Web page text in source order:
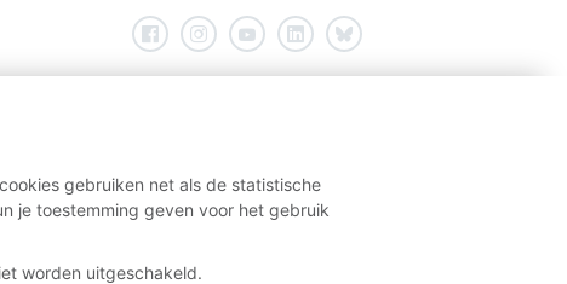
gebruiken net als de statistische
je toestemming geven voor het gebruik
worden uitgeschakeld.